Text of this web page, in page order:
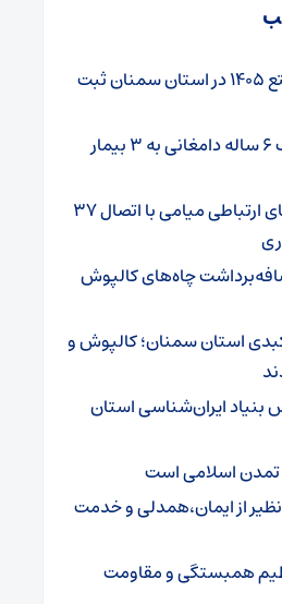
۸۰۱ نفر برای حج تمتع ۱۴۰۵ در استان سمنان ثبت
اهدای اعضای کودک ۶ ساله دامغانی به ۳ بیمار
توسعه زیرساخت‌های ارتباطی میامی با اتصال ۳۷
چاه‌های کالپوش
استان سمنان؛ کالپوش و
ایران‌شناسی استان
اسلامی است
از ایمان،همدلی و خدمت
همبستگی و مقاومت